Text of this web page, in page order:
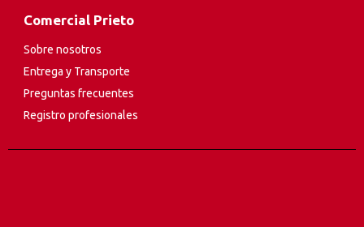
Comercial Prieto
Sobre nosotros
Entrega y Transporte
Preguntas frecuentes
Registro profesionales